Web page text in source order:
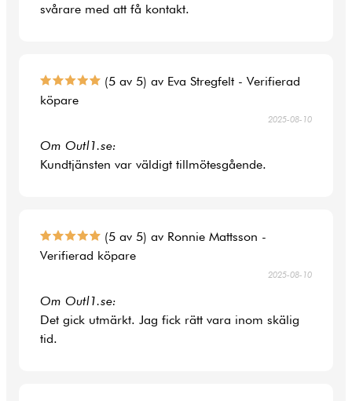
svårare med att få kontakt.
(5 av 5) av Eva Stregfelt - Verifierad
köpare
2025-08-10
Om Outl1.se:
Kundtjänsten var väldigt tillmötesgående.
(5 av 5) av Ronnie Mattsson -
Verifierad köpare
2025-08-10
Om Outl1.se:
Det gick utmärkt. Jag fick rätt vara inom skälig
tid.